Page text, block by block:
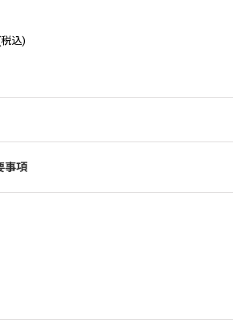
込)
事項